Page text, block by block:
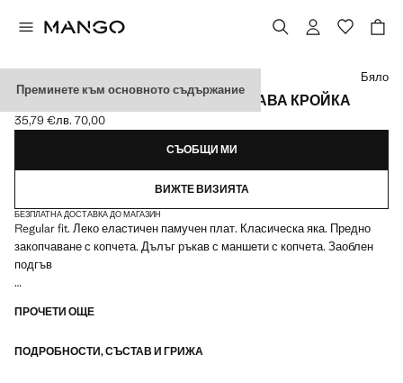
Преминете към основното съдържание
РИЗА ОТ РАЗТЕГЛИВ ПАМУК С ПРАВА КРОЙКА
Текуща цена [35,79 € лв. 70,00]
35,79 €лв. 70,00
Изберете цвят
Бяло
СЪОБЩИ МИ
ВИЖТЕ ВИЗИЯТА
БЕЗПЛАТНА ДОСТАВКА ДО МАГАЗИН
Regular fit. Леко еластичен памучен плат. Класическа яка. Предно
закопчаване с копчета. Дълъг ръкав с маншети с копчета. Заоблен
подгъв
като модела slim, но без задните свивки, за освобождаване на
ПРОЧЕТИ ОЩЕ
ПОДРОБНОСТИ, СЪСТАВ И ГРИЖА